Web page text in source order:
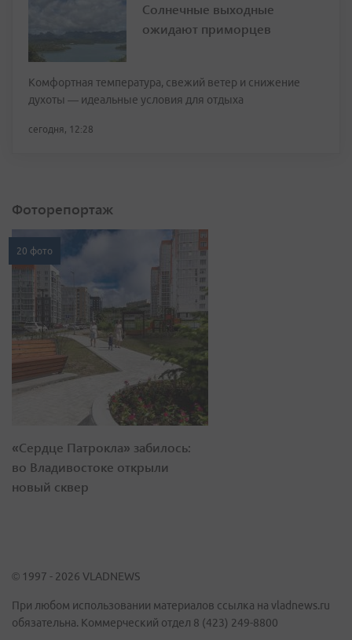
Солнечные выходные
ожидают приморцев
Комфортная температура, свежий ветер и снижение
духоты — идеальные условия для отдыха
сегодня, 12:28
Фоторепортаж
20 фото
«Сердце Патрокла» забилось:
во Владивостоке открыли
новый сквер
© 1997 - 2026 VLADNEWS
При любом использовании материалов ссылка на vladnews.ru
обязательна. Коммерческий отдел 8 (423) 249-8800